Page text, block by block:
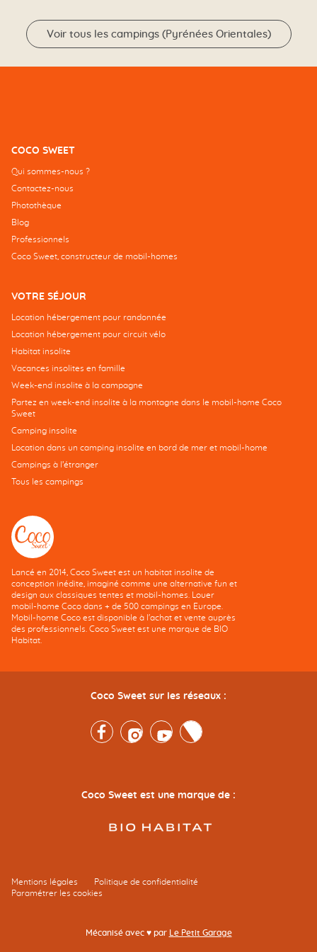
Voir tous les campings (Pyrénées Orientales)
COCO SWEET
Qui sommes-nous ?
Contactez-nous
Photothèque
Blog
Professionnels
Coco Sweet, constructeur de mobil-homes
VOTRE SÉJOUR
Location hébergement pour randonnée
Location hébergement pour circuit vélo
Habitat insolite
Vacances insolites en famille
Week-end insolite à la campagne
Partez en week-end insolite à la montagne dans le mobil-home Coco
Sweet
Camping insolite
Location dans un camping insolite en bord de mer et mobil-home
Campings à l’étranger
Tous les campings
Lancé en 2014, Coco Sweet est un habitat insolite de
conception inédite, imaginé comme une alternative fun et
design aux classiques tentes et mobil-homes. Louer
mobil-home Coco dans + de 500 campings en Europe.
Mobil-home Coco est disponible à l'achat et vente auprès
des professionnels. Coco Sweet est une marque de BIO
Habitat.
Coco Sweet sur les réseaux :
FacebookInstagramYoutubeTwitter
Coco Sweet est une marque de :
Mentions légales
Politique de confidentialité
Paramétrer les cookies
Mécanisé avec ♥ par Le Petit Garage